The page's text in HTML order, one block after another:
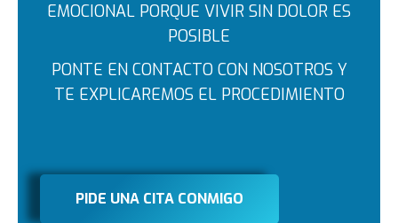
EMOCIONAL PORQUE VIVIR SIN DOLOR ES
POSIBLE
PONTE EN CONTACTO CON NOSOTROS Y
TE EXPLICAREMOS EL PROCEDIMIENTO
PIDE UNA CITA CONMIGO